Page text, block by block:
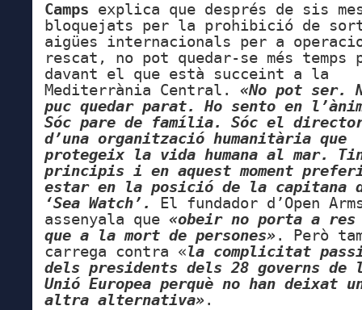
Camps explica que després de sis
bloquejats per la prohibició de
aigües internacionals per a
rescat, no pot quedar-se més temps
davant el que està succeint a la
Mediterrània Central. «No pot ser.
puc quedar parat. Ho sento en
Sóc pare de família. Sóc el
d’una organització humanitària que
protegeix la vida humana al mar.
principis i en aquest moment
estar en la posició de la capitana
‘Sea Watch’.
El fundador d’Open
assenyala que «obeir no porta a res
que a la mort de persones». Però
carrega contra «la complicitat
dels presidents dels 28 governs de
Unió Europea perquè no han deixat
altra alternativa».